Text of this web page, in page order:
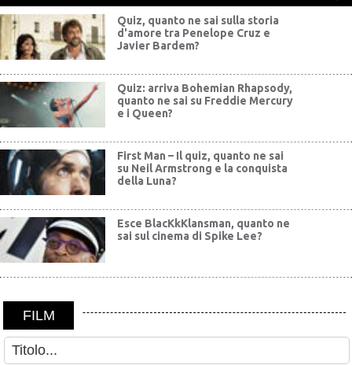
Quiz, quanto ne sai sulla storia
d'amore tra Penelope Cruz e
Javier Bardem?
Quiz: arriva Bohemian Rhapsody,
quanto ne sai su Freddie Mercury
e i Queen?
First Man – Il quiz, quanto ne sai
su Neil Armstrong e la conquista
della Luna?
Esce BlacKkKlansman, quanto ne
sai sul cinema di Spike Lee?